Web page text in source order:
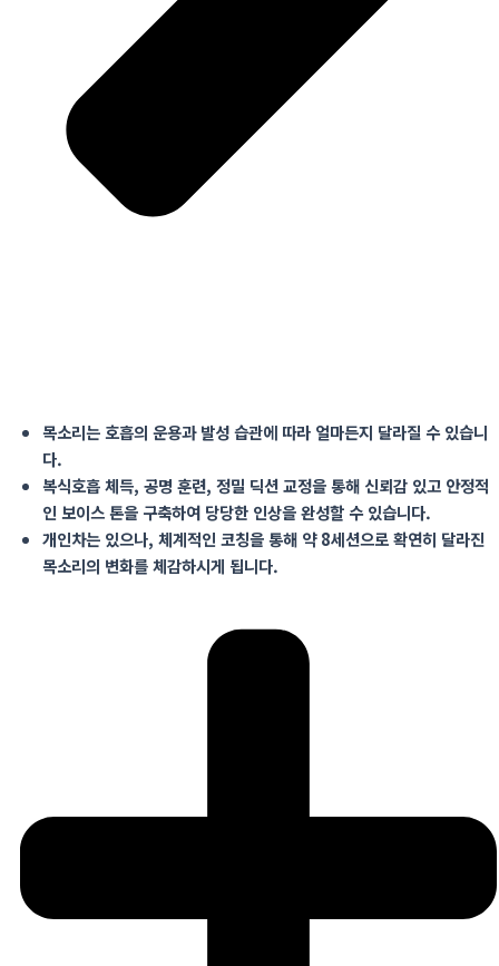
목소리는 호흡의 운용과 발성 습관에 따라 얼마든지 달라질 수 있습니
다.
복식호흡 체득, 공명 훈련, 정밀 딕션교정을 통해 신뢰감 있고 안정적
인 보이스 톤을 구축하여 당당한 인상을 완성할 수 있습니다.
개인차는 있으나, 체계적인 코칭을 통해 약8세션으로 확연히 달라진
목소리의 변화를 체감하시게 됩니다.